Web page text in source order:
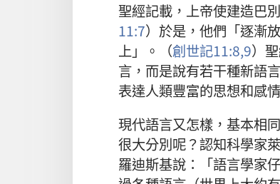
聖經記載，上帝使建造巴
11:7）於是，他們「逐漸
上」。（創世記11:8,9）
言，而是說有若干種新語
表達人類豐富的思想和感
現代語言又怎樣，基本相
很大分別呢？認知科學家
羅迪斯基說：「語言學家